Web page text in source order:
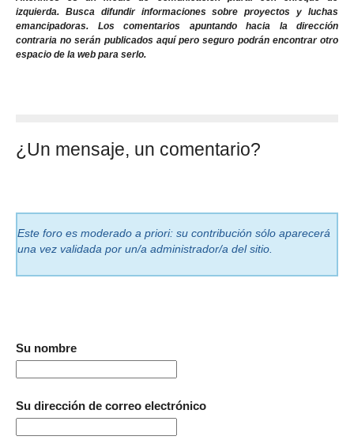
izquierda. Busca difundir informaciones sobre proyectos y luchas
emancipadoras. Los comentarios apuntando hacia la dirección
contraria no serán publicados aquí pero seguro podrán encontrar otro
espacio de la web para serlo.
¿Un mensaje, un comentario?
Este foro es moderado a priori: su contribución sólo aparecerá
una vez validada por un/a administrador/a del sitio.
Su nombre
Su dirección de correo electrónico